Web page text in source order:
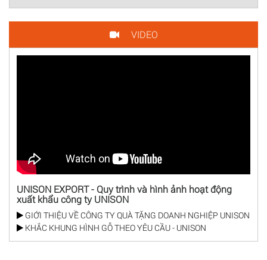
VIDEO
UNISON EXPORT - Quy trình và hình ảnh hoạt động
xuất khẩu công ty UNISON
GIỚI THIỆU VỀ CÔNG TY QUÀ TẶNG DOANH NGHIỆP UNISON
KHẮC KHUNG HÌNH GỖ THEO YÊU CẦU - UNISON